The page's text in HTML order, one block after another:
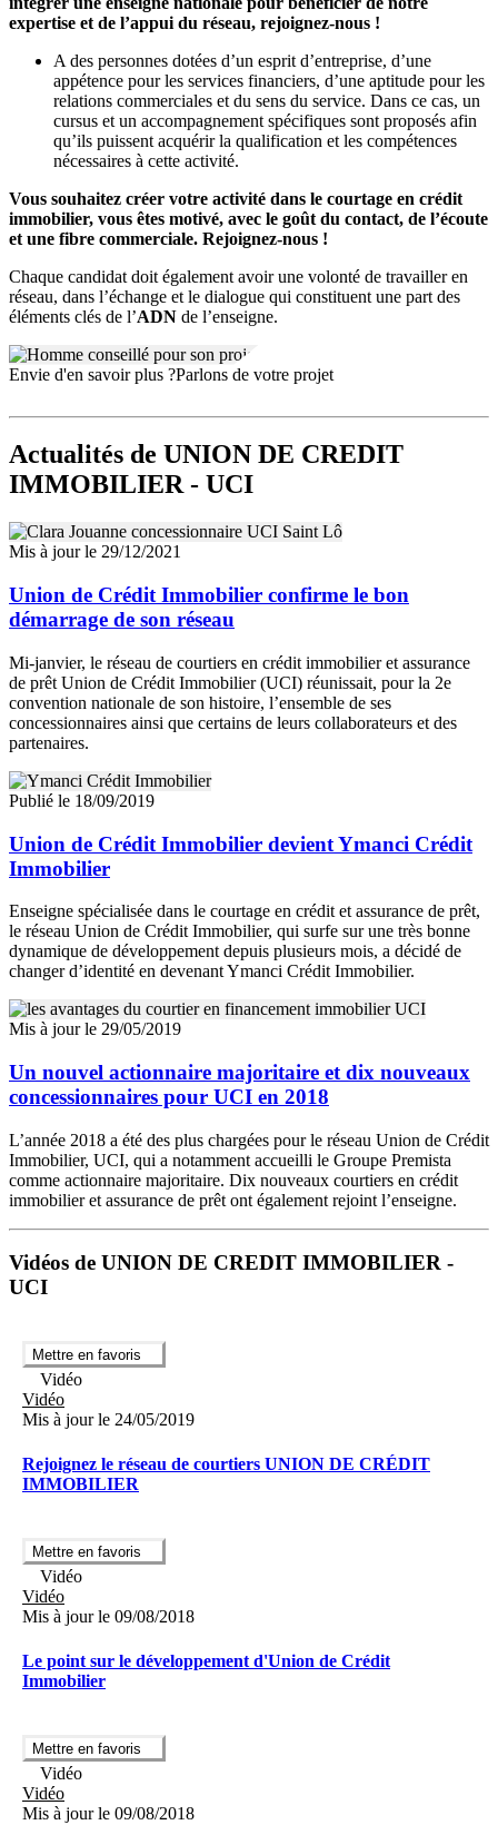
expertise et de l’appui du réseau, rejoignez-nous !
A des personnes dotées d’un esprit d’entreprise, d’une
appétence pour les services financiers, d’une aptitude pour les
relations commerciales et du sens du service. Dans ce cas, un
cursus et un accompagnement spécifiques sont proposés afin
qu’ils puissent acquérir la qualification et les compétences
nécessaires à cette activité.
Vous souhaitez créer votre activité dans le courtage en crédit
immobilier, vous êtes motivé, avec le goût du contact, de l’écoute
et une fibre commerciale. Rejoignez-nous !
Chaque candidat doit également avoir une volonté de travailler en
réseau, dans l’échange et le dialogue qui constituent une part des
éléments clés de l’ADN de l’enseigne.
Envie d'en savoir plus ?Parlons de votre projet
Actualités de UNION DE CREDIT
IMMOBILIER - UCI
Mis à jour le 29/12/2021
Union de Crédit Immobilier confirme le bon
démarrage de son réseau
Mi-janvier, le réseau de courtiers en crédit immobilier et assurance
de prêt Union de Crédit Immobilier (UCI) réunissait, pour la 2e
convention nationale de son histoire, l’ensemble de ses
concessionnaires ainsi que certains de leurs collaborateurs et des
partenaires.
Publié le 18/09/2019
Union de Crédit Immobilier devient Ymanci Crédit
Immobilier
Enseigne spécialisée dans le courtage en crédit et assurance de prêt,
le réseau Union de Crédit Immobilier, qui surfe sur une très bonne
dynamique de développement depuis plusieurs mois, a décidé de
changer d’identité en devenant Ymanci Crédit Immobilier.
Mis à jour le 29/05/2019
Un nouvel actionnaire majoritaire et dix nouveaux
concessionnaires pour UCI en 2018
L’année 2018 a été des plus chargées pour le réseau Union de Crédit
Immobilier, UCI, qui a notamment accueilli le Groupe Premista
comme actionnaire majoritaire. Dix nouveaux courtiers en crédit
immobilier et assurance de prêt ont également rejoint l’enseigne.
Vidéos de UNION DE CREDIT IMMOBILIER -
UCI
Mettre en favoris
Vidéo
Vidéo
Mis à jour le 24/05/2019
Rejoignez le réseau de courtiers UNION DE CRÉDIT
IMMOBILIER
Mettre en favoris
Vidéo
Vidéo
Mis à jour le 09/08/2018
Le point sur le développement d'Union de Crédit
Immobilier
Mettre en favoris
Vidéo
Vidéo
Mis à jour le 09/08/2018